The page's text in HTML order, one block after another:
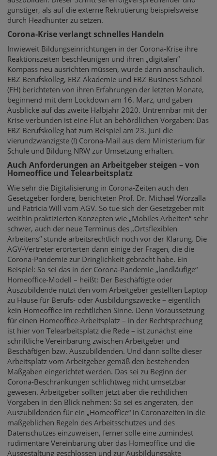
günstiger, als auf die externe Rekrutierung beispielsweise
durch Headhunter zu setzen.
Corona-Krise verlangt schnelles Handeln
Inwieweit Bildungseinrichtungen in der Corona-Krise ihre
Reaktionszeiten beschleunigen und ihren „digitalen“
Kompass neu ausrichten müssen, wurde dann anschaulich.
EBZ Berufskolleg, EBZ Akademie und EBZ Business School
(FH) berichteten von ihren Erfahrungen der letzten Monate,
beginnend mit dem Lockdown am 16. März, und gaben
Ausblicke auf das zweite Halbjahr 2020. Untrennbar mit der
Krise verbunden ist eine Flut an behördlichen Vorgaben: Das
EBZ Berufskolleg hat zum Beispiel am 23. Juni die
vierundzwanzigste (!) Corona-Mail aus dem Ministerium für
Schule und Bildung NRW zur Umsetzung erhalten.
Auch Anforderungen an Arbeitgeber steigen – von
Homeoffice und Telearbeitsplatz
Wie sehr die Digitalisierung in Corona-Zeiten auch den
Gesetzgeber fordere, berichteten Prof. Dr. Michael Worzalla
und Patricia Will vom AGV. So tue sich der Gesetzgeber mit
weithin praktizierten Konzepten wie „Mobiles Arbeiten“ sehr
schwer, auch der neue Terminus des „Ortsflexiblen
Arbeitens“ stünde arbeitsrechtlich noch vor der Klärung. Die
AGV-Vertreter erörterten dann einige der Fragen, die die
Corona-Pandemie zur Dringlichkeit gebracht habe. Ein
Beispiel: So sei das in der Corona-Pandemie „landläufige“
Homeoffice-Modell – heißt: Der Beschäftigte oder
Auszubildende nutzt den vom Arbeitgeber gestellten Laptop
zu Hause für Berufs- oder Ausbildungszwecke – eigentlich
kein Homeoffice im rechtlichen Sinne. Denn Voraussetzung
für einen Homeoffice-Arbeitsplatz – in der Rechtsprechung
ist hier von Telearbeitsplatz die Rede – ist zunächst eine
schriftliche Vereinbarung zwischen Arbeitgeber und
Beschäftigen bzw. Auszubildenden. Und dann sollte dieser
Arbeitsplatz vom Arbeitgeber gemäß den bestehenden
Maßgaben eingerichtet werden. Das sei zu Beginn der
Corona-Beschränkungen schlichtweg nicht umsetzbar
gewesen. Arbeitgeber sollten jetzt aber die rechtlichen
Vorgaben in den Blick nehmen: So sei es angeraten, den
Auszubildenden für ein „Homeoffice“ in Coronazeiten in die
maßgeblichen Regeln des Arbeitsschutzes und des
Datenschutzes einzuweisen, ferner solle eine zumindest
rudimentäre Vereinbarung über das Homeoffice und die
Ausgestaltung geschlossen und zur Ausbildungsakte